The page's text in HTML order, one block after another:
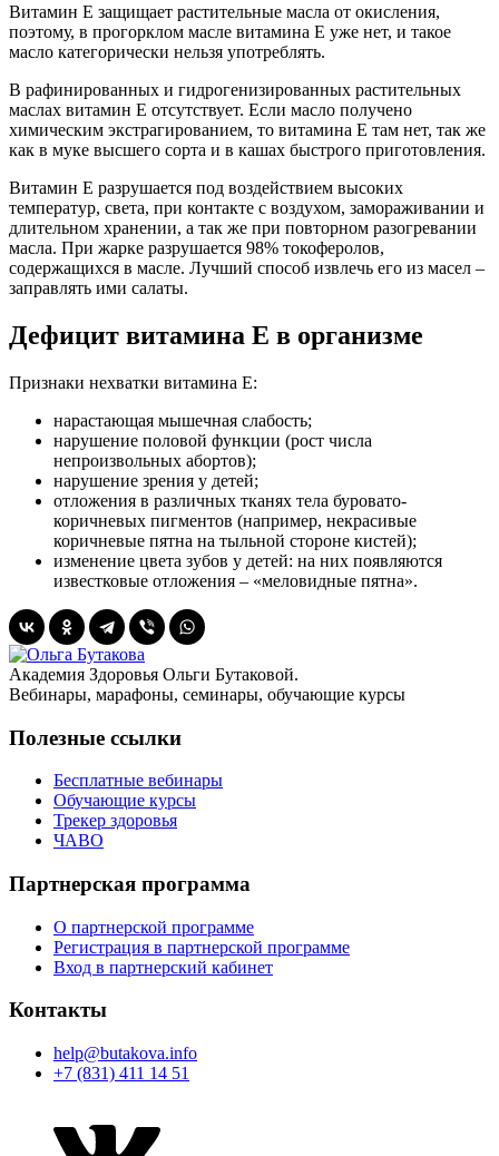
Витамин E защищает растительные масла от окисления,
поэтому, в прогорклом масле витамина Е уже нет, и такое
масло категорически нельзя употреблять.
В рафинированных и гидрогенизированных растительных
маслах витамин Е отсутствует. Если масло получено
химическим экстрагированием, то витамина Е там нет, так же
как в муке высшего сорта и в кашах быстрого приготовления.
Витамин Е разрушается под воздействием высоких
температур, света, при контакте с воздухом, замораживании и
длительном хранении, а так же при повторном разогревании
масла. При жарке разрушается 98% токоферолов,
содержащихся в масле. Лучший способ извлечь его из масел –
заправлять ими салаты.
Дефицит витамина E в организме
Признаки нехватки витамина E:
нарастающая мышечная слабость;
нарушение половой функции (рост числа
непроизвольных абортов);
нарушение зрения у детей;
отложения в различных тканях тела буровато-
коричневых пигментов (например, некрасивые
коричневые пятна на тыльной стороне кистей);
изменение цвета зубов у детей: на них появляются
известковые отложения – «меловидные пятна».
Академия Здоровья Ольги Бутаковой.
Вебинары, марафоны, семинары, обучающие курсы
Полезные ссылки
Бесплатные вебинары
Обучающие курсы
Трекер здоровья
ЧАВО
Партнерская программа
О партнерской программе
Регистрация в партнерской программе
Вход в партнерский кабинет
Контакты
help@butakova.info
+7 (831) 411 14 51